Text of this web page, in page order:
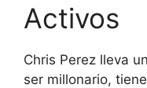
Activos
Chris Perez lleva
ser millonario,